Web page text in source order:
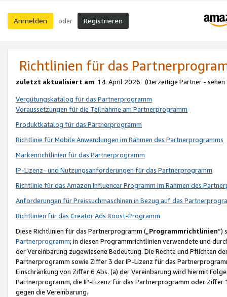
Anmelden oder Registrieren
Richtlinien für das
zuletzt aktualisiert am: 14. April 2026 (Derzeitige Partner - sehen
Vergütungskatalog für das Partnerprogramm
Voraussetzungen für die Teilnahme am Partnerprogramm
Produktkatalog für das Partnerprogramm
Richtlinie für Mobile Anwendungen im Rahmen des Partnerprogramms
Markenrichtlinien für das Partnerprogramm
IP-Lizenz- und Nutzungsanforderungen für das Partnerprogramm
Richtlinie für das Amazon Influencer Programm im Rahmen des
Anforderungen für Preissuchmaschinen in Bezug auf das
Richtlinien für das Creator Ads Boost-Programm
Diese Richtlinien für das Partnerprogramm („Programmrichtlinien“)
Partnerprogramm; in diesen Programmrichtlinien verwendete und
der Vereinbarung zugewiesene Bedeutung. Die Rechte und Pflichten
Partnerprogramm sowie Ziffer 3 der IP-Lizenz für das
Einschränkung von Ziffer 6 Abs. (a) der Vereinbarung wird hiermit
Partnerprogramm, die IP-Lizenz für das Partnerprogramm oder
gegen die Vereinbarung.